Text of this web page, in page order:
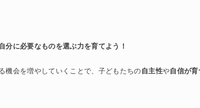
分に必要なものを選ぶ力を育てよう！
機会を増やしていくことで、子どもたちの自主性や自信が育